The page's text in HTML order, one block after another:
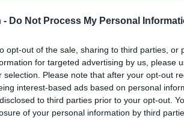
- Do Not Process My Personal
opt-out of the sale, sharing to third parties, or
for targeted advertising by us, please
selection. Please note that after your opt-out
interest-based ads based on personal
to third parties prior to your opt-out.
of your personal information by third
mutta kiinteistösota jatkuu yhä,
on kolme yhteistä lasta, jotka ovat
Koivun taistelusta:
– Poliisi paikalle